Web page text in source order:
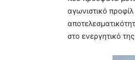
αγωνιστικό
στο ενεργητικό